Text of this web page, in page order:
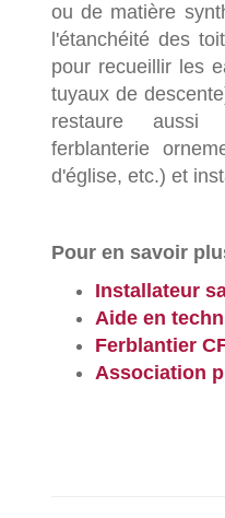
ou de matière
l'étanchéité des
pour recueillir les
tuyaux de
restaure aussi
ferblanterie
d'église, etc.) et
Pour en savoir
Installateur
Aide en
Ferblantier
Association